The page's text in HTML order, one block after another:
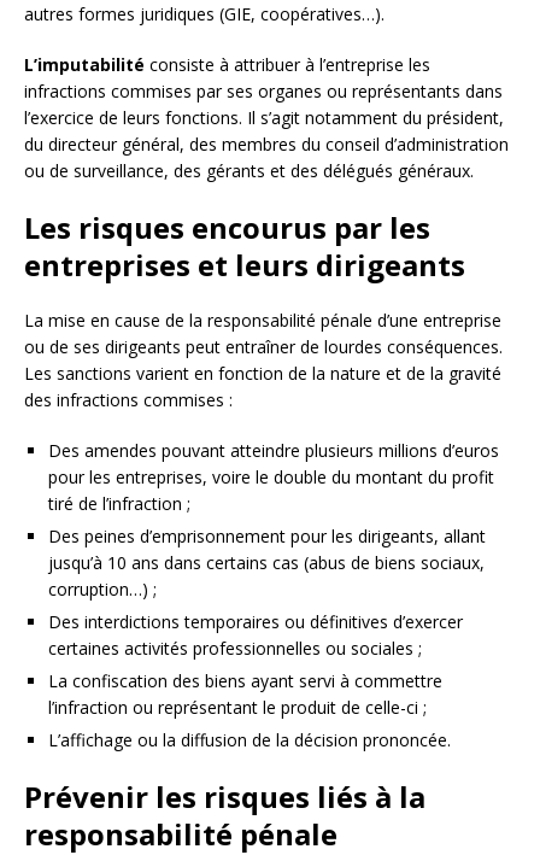
autres formes juridiques (GIE, coopératives…).
L’imputabilité consiste à attribuer à l’entreprise les
infractions commises par ses organes ou représentants dans
l’exercice de leurs fonctions. Il s’agit notamment du président,
du directeur général, des membres du conseil d’administration
ou de surveillance, des gérants et des délégués généraux.
Les risques encourus par les
entreprises et leurs dirigeants
La mise en cause de la responsabilité pénale d’une entreprise
ou de ses dirigeants peut entraîner de lourdes conséquences.
Les sanctions varient en fonction de la nature et de la gravité
des infractions commises :
Des amendes pouvant atteindre plusieurs millions d’euros
pour les entreprises, voire le double du montant du profit
tiré de l’infraction ;
Des peines d’emprisonnement pour les dirigeants, allant
jusqu’à 10 ans dans certains cas (abus de biens sociaux,
corruption…) ;
Des interdictions temporaires ou définitives d’exercer
certaines activités professionnelles ou sociales ;
La confiscation des biens ayant servi à commettre
l’infraction ou représentant le produit de celle-ci ;
L’affichage ou la diffusion de la décision prononcée.
Prévenir les risques liés à la
responsabilité pénale